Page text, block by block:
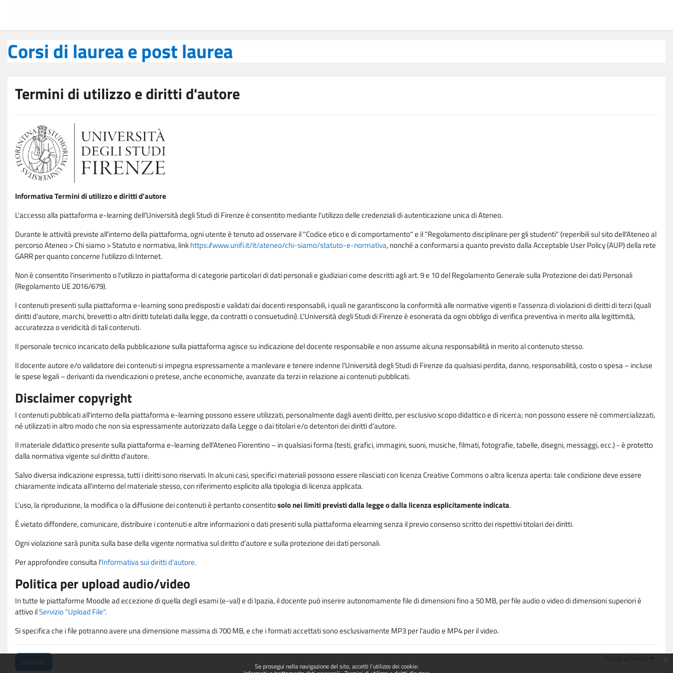
Se prosegui nella navigazione del sito, accetti l'utilizzo dei cookie:
Corsi di laurea e post laurea
Termini di utilizzo e diritti d'autore
Informativa Termini di utilizzo e diritti d'autore
L'accesso alla piattaforma e-learning dell'Università degli Studi di Firenze è consentito mediante l'utilizzo delle credenziali di autenticazione unica di Ateneo.
Durante le attività previste all'interno della piattaforma, ogni utente è tenuto ad osservare il "Codice etico e di comportamento" e il "Regolamento disciplinare per gli studenti" (reperibili sul sito dell'Ateneo al
percorso Ateneo > Chi siamo > Statuto e normativa, linkhttps://www.unifi.it/it/ateneo/chi-siamo/statuto-e-normativa, nonché a conformarsi a quanto previsto dalla Acceptable User Policy (AUP) della rete
GARR per quanto concerne l'utilizzo di Internet.
Non è consentito l'inserimento o l'utilizzo in piattaforma di categorie particolari di dati personali e giudiziari come descritti agli art. 9 e 10 del Regolamento Generale sulla Protezione dei dati Personali
(Regolamento UE 2016/679).
I contenuti presenti sulla piattaforma e-learning sono predisposti e validati dai docenti responsabili, i quali ne garantiscono la conformità alle normative vigenti e l'assenza di violazioni di diritti di terzi (quali
diritti d'autore, marchi, brevetti o altri diritti tutelati dalla legge, da contratti o consuetudini). L'Università degli Studi di Firenze è esonerata da ogni obbligo di verifica preventiva in merito alla legittimità,
accuratezza o veridicità di tali contenuti.
Il personale tecnico incaricato della pubblicazione sulla piattaforma agisce su indicazione del docente responsabile e non assume alcuna responsabilità in merito al contenuto stesso.
Il docente autore e/o validatore dei contenuti si impegna espressamente a manlevare e tenere indenne l'Università degli Studi di Firenze da qualsiasi perdita, danno, responsabilità, costo o spesa – incluse
le spese legali – derivanti da rivendicazioni o pretese, anche economiche, avanzate da terzi in relazione ai contenuti pubblicati.
Disclaimer copyright
I contenuti pubblicati all'interno della piattaforma e-learning possono essere utilizzati, personalmente dagli aventi diritto, per esclusivo scopo didattico e di ricerca; non possono essere né commercializzati,
né utilizzati in altro modo che non sia espressamente autorizzato dalla Legge o dai titolari e/o detentori dei diritti d'autore.
Il materiale didattico presente sulla piattaforma e-learning dell'Ateneo Fiorentino – in qualsiasi forma (testi, grafici, immagini, suoni, musiche, filmati, fotografie, tabelle, disegni, messaggi, ecc.) - è protetto
dalla normativa vigente sul diritto d'autore.
Salvo diversa indicazione espressa, tutti i diritti sono riservati. In alcuni casi, specifici materiali possono essere rilasciati con licenza Creative Commons o altra licenza aperta: tale condizione deve essere
chiaramente indicata all'interno del materiale stesso, con riferimento esplicito alla tipologia di licenza applicata.
L'uso, la riproduzione, la modifica o la diffusione dei contenuti è pertanto consentitosolo nei limiti previsti dalla legge o dalla licenza esplicitamente indicata.
È vietato diffondere, comunicare, distribuire i contenuti e altre informazioni o dati presenti sulla piattaforma elearning senza il previo consenso scritto dei rispettivi titolari dei diritti.
Ogni violazione sarà punita sulla base della vigente normativa sul diritto d'autore e sulla protezione dei dati personali.
Per approfondire consulta l'Informativa sui diritti d'autore.
Politica per upload audio/video
In tutte le piattaforme Moodle ad eccezione di quella degli esami (e-val) e di Ipazia, il docente può inserire autonomamente file di dimensioni fino a 50 MB, per file audio o video di dimensioni superiori è
attivo ilServizio "Upload File".
Si specifica che i file potranno avere una dimensione massima di 700 MB, e che i formati accettati sono esclusivamente MP3 per l'audio e MP4 per il video.
Indietro Torna all'inizio